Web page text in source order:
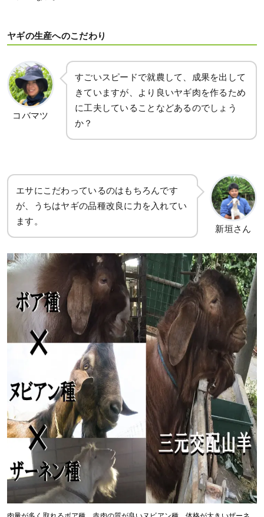
ヤギの生産へのこだわり
コバマツ
すごいスピードで就農して、成果を出して
きていますが、より良いヤギ肉を作るため
に工夫していることなどあるのでしょう
か？
エサにこだわっているのはもちろんです
が、うちはヤギの品種改良に力を入れてい
ます。
新垣さん